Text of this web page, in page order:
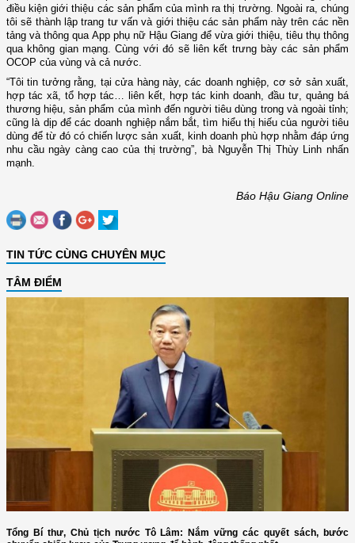
điều kiện giới thiệu các sản phẩm của mình ra thị trường. Ngoài ra, chúng
tôi sẽ thành lập trang tư vấn và giới thiệu các sản phẩm này trên các nền
tảng và thông qua App phụ nữ Hậu Giang để vừa giới thiệu, tiêu thụ thông
qua không gian mạng. Cùng với đó sẽ liên kết trưng bày các sản phẩm
OCOP của vùng và cả nước.
“Tôi tin tưởng rằng, tại cửa hàng này, các doanh nghiệp, cơ sở sản xuất,
hợp tác xã, tổ hợp tác… liên kết, hợp tác kinh doanh, đầu tư, quảng bá
thương hiệu, sản phẩm của mình đến người tiêu dùng trong và ngoài tỉnh;
cũng là dịp để các doanh nghiệp nắm bắt, tìm hiểu thị hiếu của người tiêu
dùng để từ đó có chiến lược sản xuất, kinh doanh phù hợp nhằm đáp ứng
nhu cầu ngày càng cao của thị trường”, bà Nguyễn Thị Thùy Linh nhấn
mạnh.
Báo Hậu Giang Online
TIN TỨC CÙNG CHUYÊN MỤC
TÂM ĐIỂM
Tổng Bí thư, Chủ tịch nước Tô Lâm: Nắm vững các quyết sách, bước